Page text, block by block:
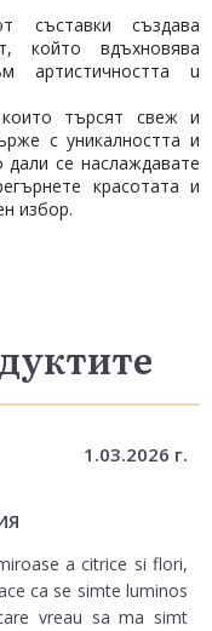
съставки създава
който вдъхновява
артистичността u
търсят свеж и
с уникалността и
се наслаждавате
красотата и
избор.
1.03.2026 г.
a citrice si flori,
ca se simte luminos
vreau sa ma simt